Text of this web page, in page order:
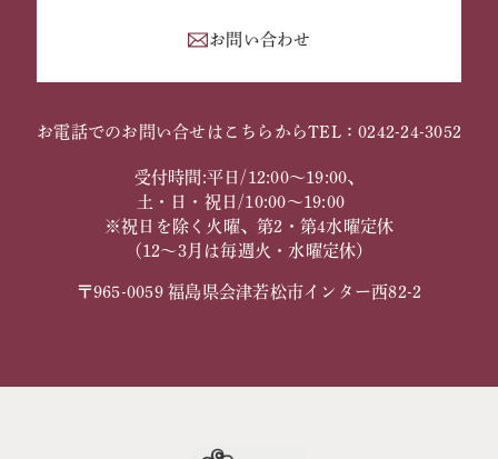
お問い合わせ
お電話でのお問い合せはこちらからTEL：0242-24-3052
受付時間:平日/12:00～19:00、
土・日・祝日/10:00～19:00
※祝日を除く火曜、第2・第4水曜定休
（12～3月は毎週火・水曜定休）
〒965-0059 福島県会津若松市インター西82-2